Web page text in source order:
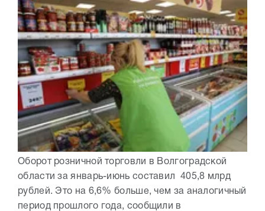
Оборот розничной торговли в Волгоградской
области за январь-июнь составил 405,8 млрд
рублей. Это на 6,6% больше, чем за аналогичный
период прошлого года, сообщили в